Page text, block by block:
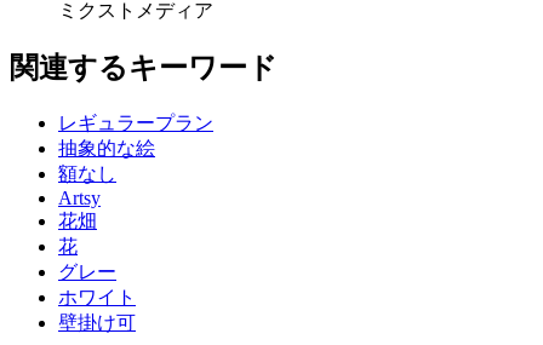
ミクストメディア
関連するキーワード
レギュラープラン
抽象的な絵
額なし
Artsy
花畑
花
グレー
ホワイト
壁掛け可